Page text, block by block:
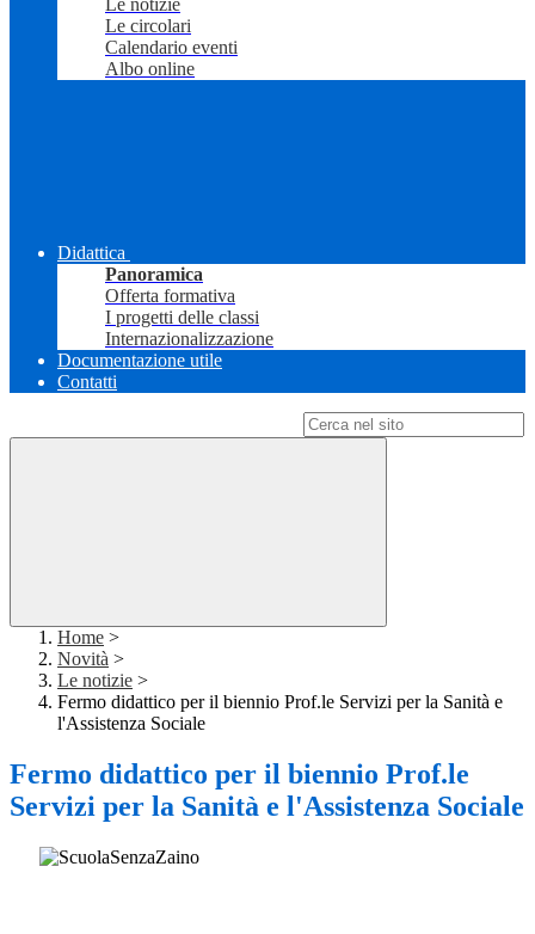
Le notizie
Le circolari
Calendario eventi
Albo online
Didattica
Panoramica
Offerta formativa
I progetti delle classi
Internazionalizzazione
Documentazione utile
Contatti
Home >
Novità >
Le notizie >
Fermo didattico per il biennio Prof.le Servizi per la Sanità e
l'Assistenza Sociale
Fermo didattico per il biennio Prof.le
Servizi per la Sanità e l'Assistenza Sociale